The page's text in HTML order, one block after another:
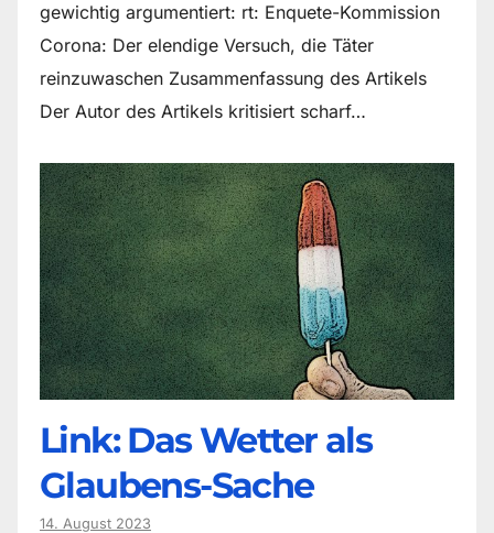
gewichtig argumentiert: rt: Enquete-Kommission
Corona: Der elendige Versuch, die Täter
reinzuwaschen Zusammenfassung des Artikels
Der Autor des Artikels kritisiert scharf…
Link: Das Wetter als
Glaubens-Sache
14. August 2023